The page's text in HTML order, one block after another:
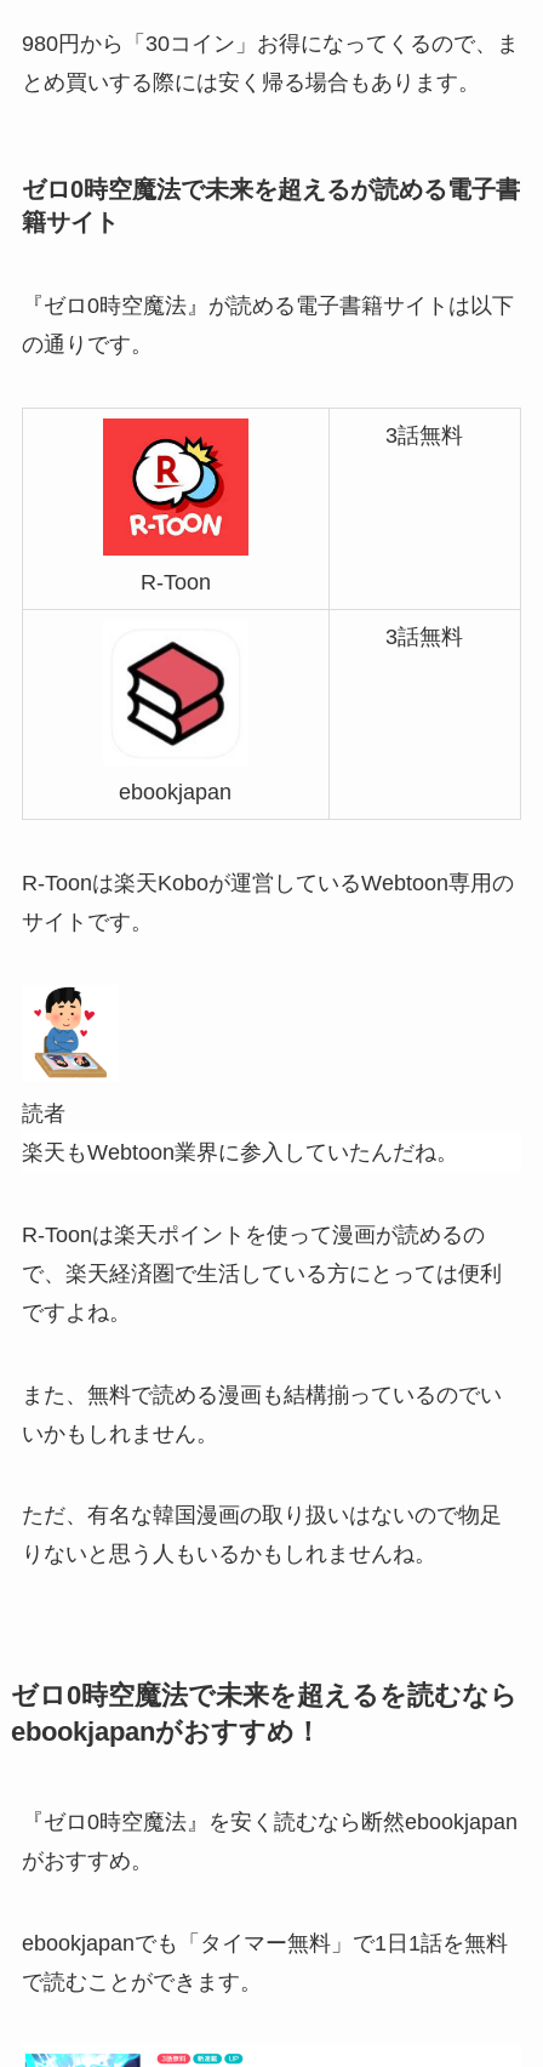
980円から「30コイン」お得になってくるので、ま
とめ買いする際には安く帰る場合もあります。
ゼロ0時空魔法で未来を超えるが読める電子書
籍サイト
『ゼロ0時空魔法』が読める電子書籍サイトは以下
の通りです。
R-Toon
3話無料
ebookjapan
3話無料
R-Toonは楽天Koboが運営しているWebtoon専用の
サイトです。
読者
楽天もWebtoon業界に参入していたんだね。
R-Toonは楽天ポイントを使って漫画が読めるの
で、楽天経済圏で生活している方にとっては便利
ですよね。
また、無料で読める漫画も結構揃っているのでい
いかもしれません。
ただ、有名な韓国漫画の取り扱いはないので物足
りないと思う人もいるかもしれませんね。
ゼロ0時空魔法で未来を超えるを読むなら
ebookjapanがおすすめ！
『ゼロ0時空魔法』を安く読むなら断然ebookjapan
がおすすめ。
ebookjapanでも「タイマー無料」で1日1話を無料
で読むことができます。